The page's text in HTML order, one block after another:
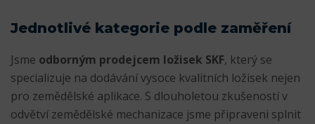
Jednotlivé kategorie podle zaměření
Jsme odborným prodejcem ložisek SKF, který se
specializuje na dodávání vysoce kvalitních ložisek nejen
pro zemědělské aplikace. S dlouholetou zkušeností v
odvětví zemědělské mechanizace jsme připraveni splnit